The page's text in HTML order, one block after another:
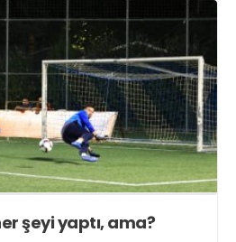
şeyi yaptı, ama?